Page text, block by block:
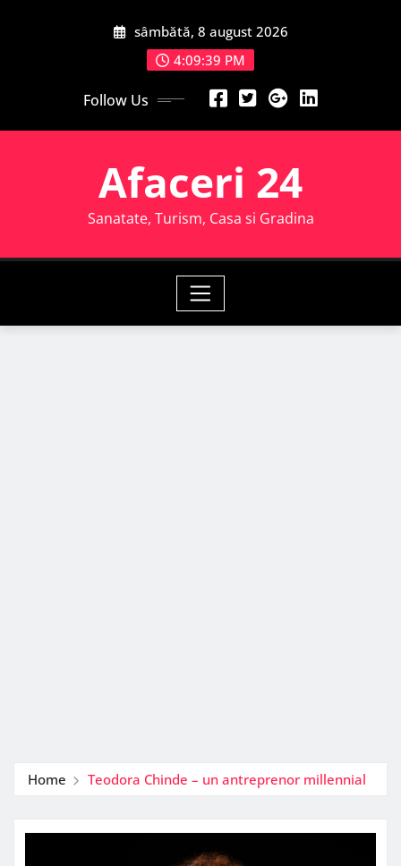
sâmbătă, 8 august 2026
4:09:39 PM
Follow Us
Afaceri 24
Sanatate, Turism, Casa si Gradina
Home Teodora Chinde – un antreprenor millennial